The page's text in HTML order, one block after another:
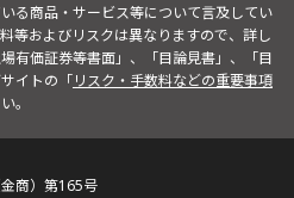
る商品・サービス等について言及してい
等およびリスクは異なりますので、詳し
有価証券等書面」、「目論見書」、「目
イトの「リスク・手数料などの重要事項
。
商）第165号